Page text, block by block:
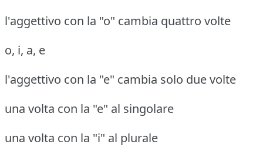
l'aggettivo con la "o" cambia quattro volte
o, i, a, e
l'aggettivo con la "e" cambia solo due volte
una volta con la "e" al singolare
una volta con la "i" al plurale